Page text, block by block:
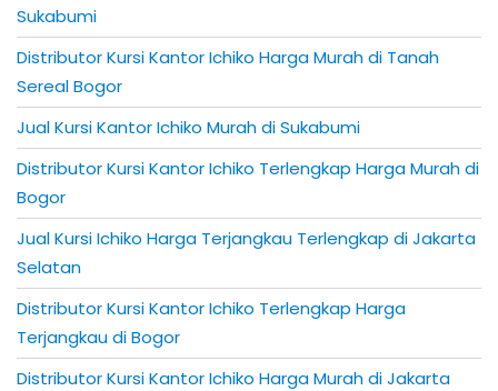
Sukabumi
Distributor Kursi Kantor Ichiko Harga Murah di Tanah
Sereal Bogor
Jual Kursi Kantor Ichiko Murah di Sukabumi
Distributor Kursi Kantor Ichiko Terlengkap Harga Murah di
Bogor
Jual Kursi Ichiko Harga Terjangkau Terlengkap di Jakarta
Selatan
Distributor Kursi Kantor Ichiko Terlengkap Harga
Terjangkau di Bogor
Distributor Kursi Kantor Ichiko Harga Murah di Jakarta